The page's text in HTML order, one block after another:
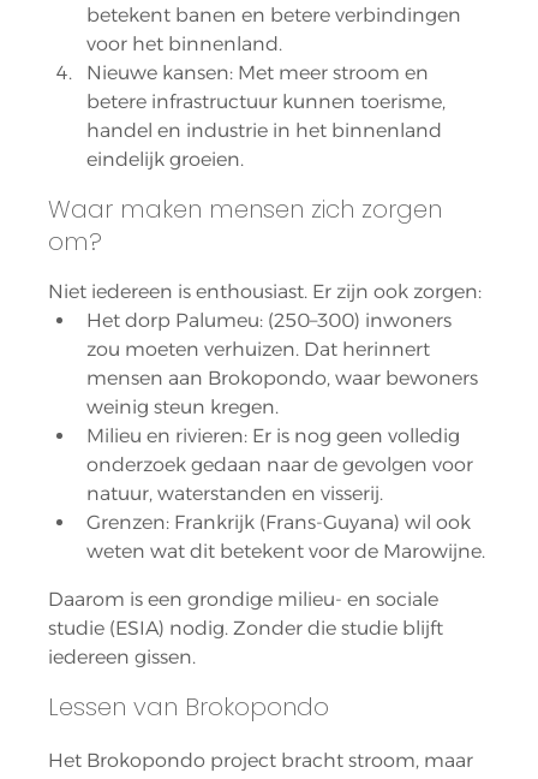
betekent banen en betere verbindingen
voor het binnenland.
Nieuwe kansen: Met meer stroom en
betere infrastructuur kunnen toerisme,
handel en industrie in het binnenland
eindelijk groeien.
Waar maken mensen zich zorgen
om?
Niet iedereen is enthousiast. Er zijn ook zorgen:
Het dorp Palumeu: (250–300) inwoners
zou moeten verhuizen. Dat herinnert
mensen aan Brokopondo, waar bewoners
weinig steun kregen.
Milieu en rivieren: Er is nog geen volledig
onderzoek gedaan naar de gevolgen voor
natuur, waterstanden en visserij.
Grenzen: Frankrijk (Frans-Guyana) wil ook
weten wat dit betekent voor de Marowijne.
Daarom is een grondige milieu- en sociale
studie (ESIA) nodig. Zonder die studie blijft
iedereen gissen.
Lessen van Brokopondo
Het Brokopondo project bracht stroom, maar